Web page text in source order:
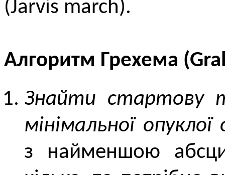
(Jarvis march).
Алгоритм Грехема
Знайти стартову
мінімальної
з найменшою